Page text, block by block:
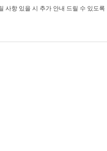
사항 있을 시 추가 안내 드릴 수 있도록